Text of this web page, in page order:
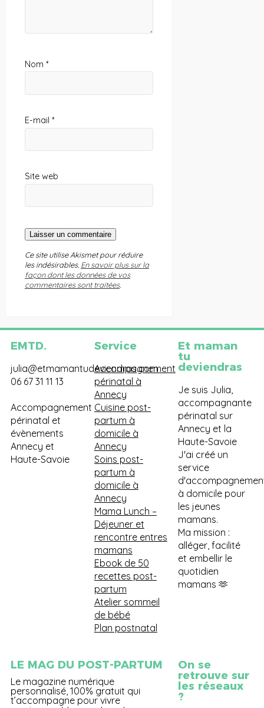
Nom *
E-mail *
Site web
Ce site utilise Akismet pour réduire
les indésirables. En savoir plus sur la
façon dont les données de vos
commentaires sont traitées.
EMTD.
julia@etmamantudeviendras.com
06 67 31 11 13
Accompagnement
périnatal et
évènements
Annecy et
Haute-Savoie
Service
Accompagnement
périnatal à
Annecy
Cuisine post-
partum à
domicile à
Annecy
Soins post-
partum à
domicile à
Annecy
Mama Lunch –
Déjeuner et
rencontre entres
mamans
Ebook de 50
recettes post-
partum
Atelier sommeil
de bébé
Plan postnatal
Et maman
tu
deviendras
Je suis Julia,
accompagnante
périnatal sur
Annecy et la
Haute-Savoie
J'ai créé un
service
à domicile pour
les jeunes
mamans.
Ma mission :
alléger, facilité
et embellir le
quotidien
mamans 🫶
LE MAG DU POST-PARTUM
Le magazine numérique
personnalisé, 100% gratuit qui
t’accompagne pour vivre
On se
retrouve sur
les réseaux
?